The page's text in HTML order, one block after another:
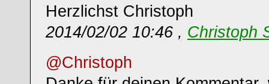
Herzlichst Christoph
2014/02/02 10:46 , Christoph
@Christoph